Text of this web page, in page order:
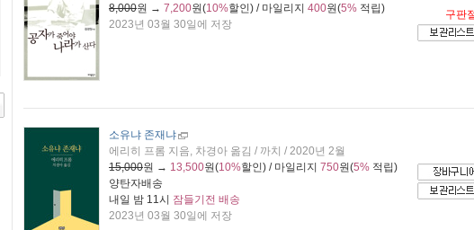
8,000원 → 7,200원(10%할인) / 마일리지 400원(5% 적립)
2023년 03월 30일에 저장
구판
소유냐 존재냐
에리히 프롬 지음, 차경아 옮김 / 까치 / 2020년 2월
15,000원 → 13,500원(10%할인) / 마일리지 750원(5% 적립)
양탄자배송
내일 밤 11시 잠들기전 배송
2023년 03월 30일에 저장